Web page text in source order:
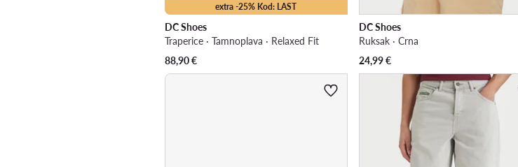
extra -25% Kod: LAST
DC Shoes
Traperice · Tamnoplava · Relaxed Fit
88,90€
DC Shoes
Ruksak · Crna
24,99€